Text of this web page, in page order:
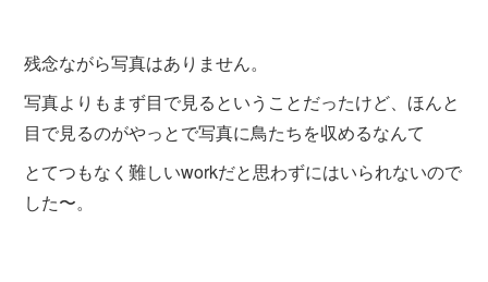
残念ながら写真はありません。
写真よりもまず目で見るということだったけど、ほんと
目で見るのがやっとで写真に鳥たちを収めるなんて
とてつもなく難しいworkだと思わずにはいられないので
した〜。